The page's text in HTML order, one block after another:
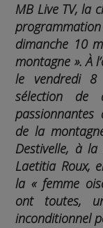
MB Live TV, la
dimanche 10
montagne ». À
le vendredi 8
sélection de
passionnantes
de la
Destivelle, à
Laetitia Roux,
la « femme
ont toutes,
inconditionnel